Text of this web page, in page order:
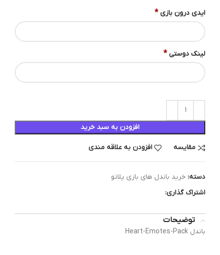
ایدی درون بازی *
لینک دوستی *
افزودن به سبد خرید
مقایسه افزودن به علاقه مندی
دسته: خرید باندل های بازی پلاتو
اشتراک گذاری:
توضیحات
باندل Heart-Emotes-Pack